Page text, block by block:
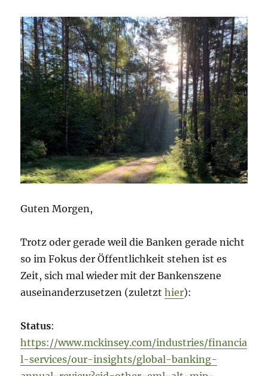
Guten Morgen,
Trotz oder gerade weil die Banken gerade nicht
so im Fokus der Öffentlichkeit stehen ist es
Zeit, sich mal wieder mit der Bankenszene
auseinanderzusetzen (zuletzthier):
Status:
https://www.mckinsey.com/industries/financia
l-services/our-insights/global-banking-